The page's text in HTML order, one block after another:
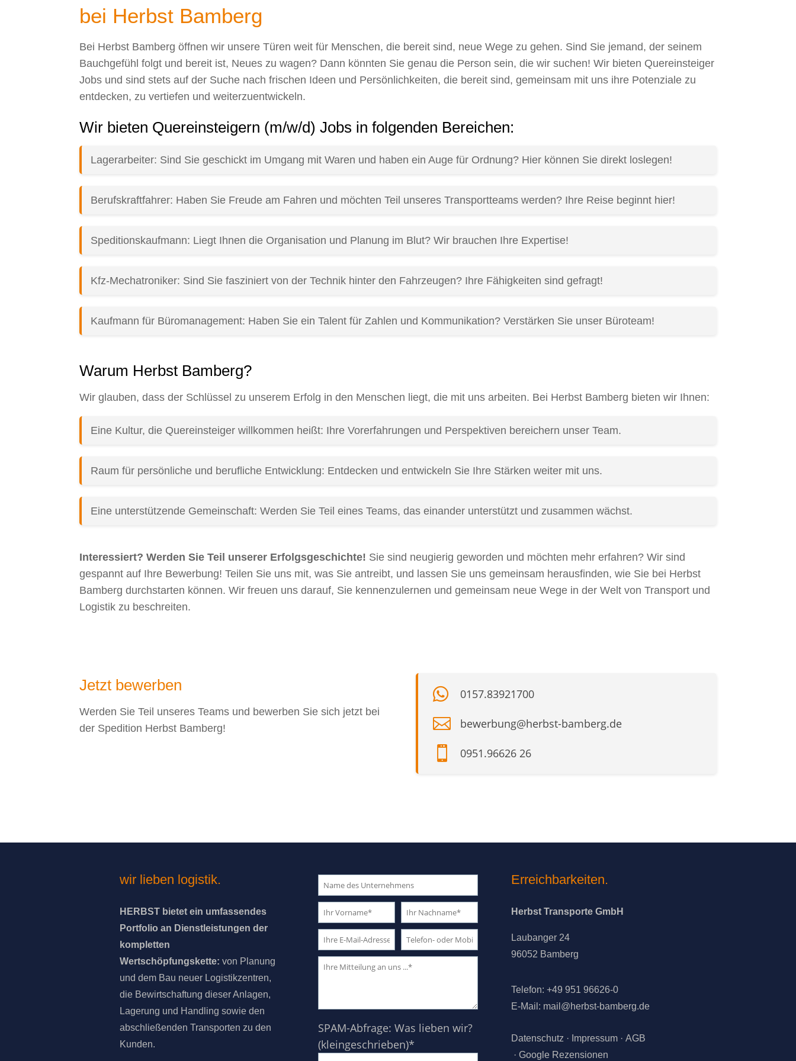
bei Herbst Bamberg
Bei Herbst Bamberg öffnen wir unsere Türen weit für Menschen, die bereit sind, neue Wege zu gehen. Sind Sie jemand, der seinem
Bauchgefühl folgt und bereit ist, Neues zu wagen? Dann könnten Sie genau die Person sein, die wir suchen! Wir bieten Quereinsteiger
Jobs und sind stets auf der Suche nach frischen Ideen und Persönlichkeiten, die bereit sind, gemeinsam mit uns ihre Potenziale zu
entdecken, zu vertiefen und weiterzuentwickeln.
Wir bieten Quereinsteigern (m/w/d) Jobs in folgenden Bereichen:
Lagerarbeiter: Sind Sie geschickt im Umgang mit Waren und haben ein Auge für Ordnung? Hier können Sie direkt loslegen!
Berufskraftfahrer: Haben Sie Freude am Fahren und möchten Teil unseres Transportteams werden? Ihre Reise beginnt hier!
Speditionskaufmann: Liegt Ihnen die Organisation und Planung im Blut? Wir brauchen Ihre Expertise!
Kfz-Mechatroniker: Sind Sie fasziniert von der Technik hinter den Fahrzeugen? Ihre Fähigkeiten sind gefragt!
Kaufmann für Büromanagement: Haben Sie ein Talent für Zahlen und Kommunikation? Verstärken Sie unser Büroteam!
Warum Herbst Bamberg?
Wir glauben, dass der Schlüssel zu unserem Erfolg in den Menschen liegt, die mit uns arbeiten. Bei Herbst Bamberg bieten wir Ihnen:
Eine Kultur, die Quereinsteiger willkommen heißt: Ihre Vorerfahrungen und Perspektiven bereichern unser Team.
Raum für persönliche und berufliche Entwicklung: Entdecken und entwickeln Sie Ihre Stärken weiter mit uns.
Eine unterstützende Gemeinschaft: Werden Sie Teil eines Teams, das einander unterstützt und zusammen wächst.
Interessiert? Werden Sie Teil unserer Erfolgsgeschichte! Sie sind neugierig geworden und möchten mehr erfahren? Wir sind
gespannt auf Ihre Bewerbung! Teilen Sie uns mit, was Sie antreibt, und lassen Sie uns gemeinsam herausfinden, wie Sie bei Herbst
Bamberg durchstarten können. Wir freuen uns darauf, Sie kennenzulernen und gemeinsam neue Wege in der Welt von Transport und
Logistik zu beschreiten.
Jetzt bewerben
Werden Sie Teil unseres Teams und bewerben Sie sich jetzt bei
der Spedition Herbst Bamberg!
 0157.83921700
 bewerbung@herbst-bamberg.de
 0951.96626 26
wir lieben logistik.
HERBST bietet ein umfassendes
Portfolio an Dienstleistungen der
kompletten
Wertschöpfungskette: von Planung
und dem Bau neuer Logistikzentren,
die Bewirtschaftung dieser Anlagen,
Lagerung und Handling sowie den
abschließenden Transporten zu den
Kunden.
SPAM-Abfrage: Was lieben wir?
(kleingeschrieben)*
Erreichbarkeiten.
Herbst Transporte GmbH
Laubanger 24
96052 Bamberg
Telefon: +49 951 96626-0
E-Mail: mail@herbst-bamberg.de
Datenschutz · Impressum ·AGB
· Google Rezensionen